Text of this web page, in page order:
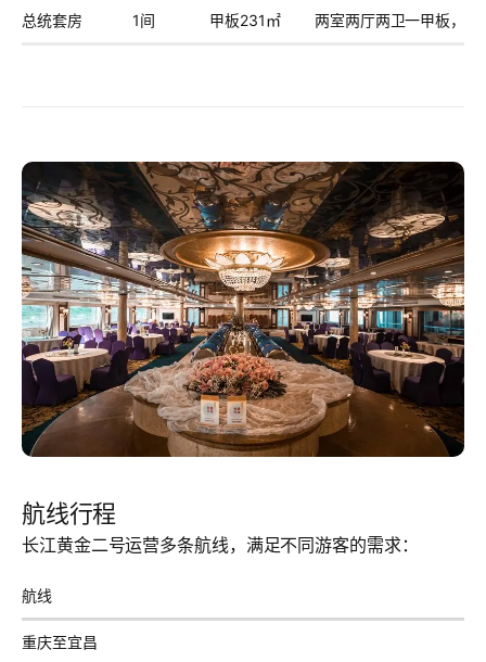
总统套房 1间 甲板231㎡ 两室两厅两卫一甲板，
航线行程
长江黄金二号运营多条航线，满足不同游客的需求：
航线
重庆至宜昌